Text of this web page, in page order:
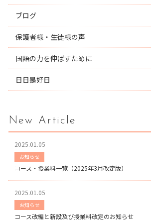
ブログ
保護者様・生徒様の声
国語の力を伸ばすために
日日是好日
New Article
2025.01.05
お知らせ
コース・授業料一覧（2025年3月改定版）
2025.01.05
お知らせ
コース改編と新設及び授業料改定のお知らせ